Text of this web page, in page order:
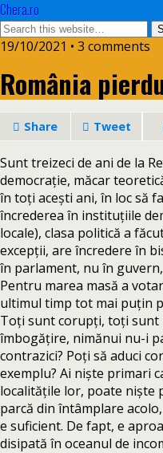
Chera.ro
19/10/2021 • 3 comments
România
Share Tweet
Sunt treizeci de ani de la
democrație, măcar
în toți acești ani, în loc să
încrederea în instituțiile
locale), clasa politică a
excepții, are încredere în
în parlament, nu în
Pentru marea masă a
ultimul timp tot mai puțin
Toți sunt corupți, toți sunt
îmbogățire, nimănui nu-i
contrazici? Poți să aduci
exemplu? Ai niște primari
localitățile lor, poate niște
parcă din întâmplare
e suficient. De fapt, e
disipată în oceanul de